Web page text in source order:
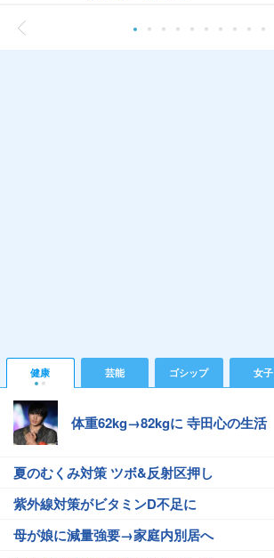
健康 芸能 ゴシップ 女子
体重62kg→82kgに 寺田心の生活
夏のむくみ対策 ツボ&反射区押し
紫外線対策がビタミンD不足に
母が娘に減量強要→家庭内別居へ